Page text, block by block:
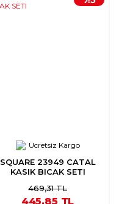
Ücretsiz Kargo
SQUARE 23949 CATAL
KASIK BICAK SETI
469,31 TL
445,85 TL